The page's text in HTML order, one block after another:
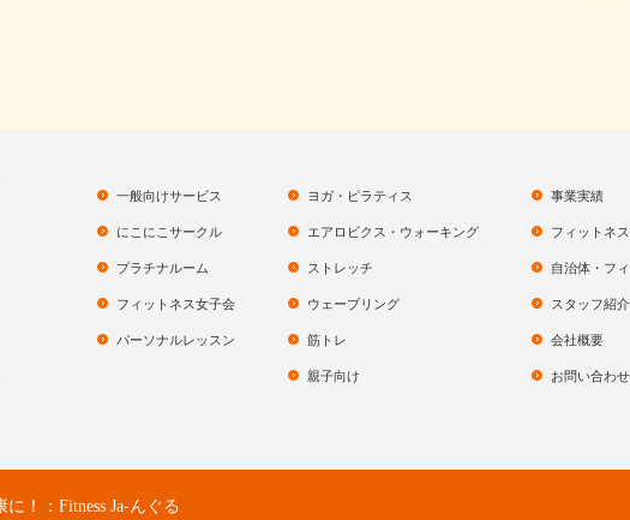
一般向けサービス
にこにこサークル
プラチナルーム
フィットネス女子会
パーソナルレッスン
ヨガ・ピラティス
エアロビクス・ウォーキング
ストレッチ
ウェーブリング
筋トレ
親子向け
事業実績
フィットネ
自治体・フ
スタッフ紹介
会社概要
お問い合わせ
！：Fitness Ja-んぐる